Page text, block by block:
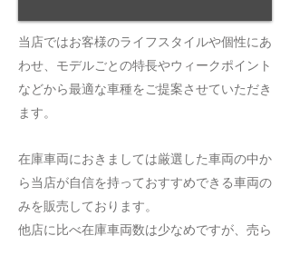
当店ではお客様のライフスタイルや個性にあ
わせ、モデルごとの特長やウィークポイント
などから最適な車種をご提案させていただき
ます。
在庫車両におきましては厳選した車両の中か
ら当店が自信を持っておすすめできる車両の
みを販売しております。
他店に比べ在庫車両数は少なめですが、売ら